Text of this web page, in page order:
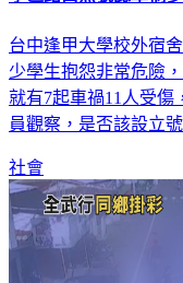
台中逢甲大學校外宿
少學生抱怨非常危險
就有7起車禍11人受傷
員觀察，是否該設立號
社會